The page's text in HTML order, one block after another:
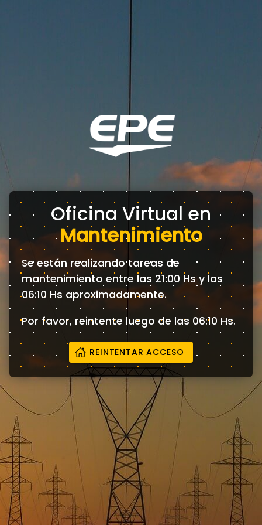
Oficina Virtual en
Mantenimiento
Se están realizando tareas de
mantenimiento entre las 21:00 Hs y las
06:10 Hs aproximadamente.
Por favor, reintente luego de las 06:10 Hs.
REINTENTAR ACCESO